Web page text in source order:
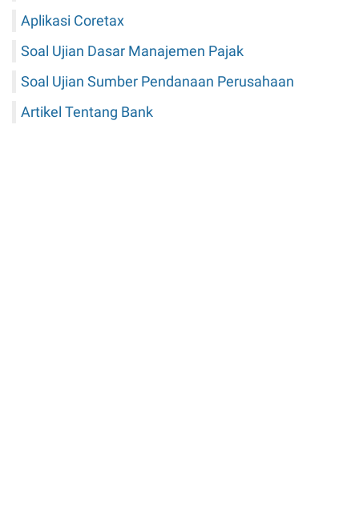
Aplikasi Coretax
Soal Ujian Dasar Manajemen Pajak
Soal Ujian Sumber Pendanaan Perusahaan
Artikel Tentang Bank